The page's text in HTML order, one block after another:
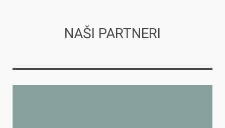
NAŠI PARTNERI